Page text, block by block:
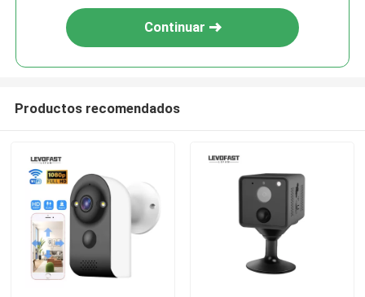
PRESENTACIóN
En casa
Continuar
Productos recomendados